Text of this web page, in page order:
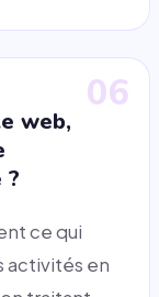
06
web,
?
ce qui
activités en